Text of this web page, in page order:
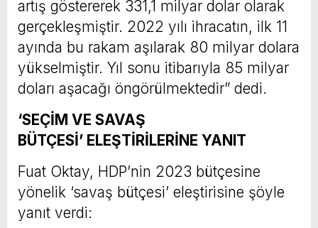
artış göstererek 331,1 milyar dolar olarak
gerçekleşmiştir. 2022 yılı ihracatın, ilk 11
ayında bu rakam aşılarak 80 milyar dolara
yükselmiştir. Yıl sonu itibarıyla 85 milyar
doları aşacağı öngörülmektedir” dedi.
‘SEÇİM VE SAVAŞ
BÜTÇESİ’ ELEŞTİRİLERİNE YANIT
Fuat Oktay, HDP’nin 2023 bütçesine
yönelik ‘savaş bütçesi’ eleştirisine şöyle
yanıt verdi: